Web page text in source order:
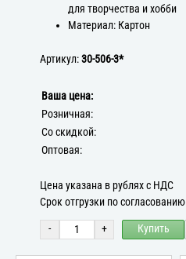
для творчества и хобби
Материал: Картон
Артикул:30-506-3*
Ваша цена:
Розничная:
Со скидкой:
Оптовая:
Цена указана в рублях с НДС
Срок отгрузки по согласованию
- + Купить